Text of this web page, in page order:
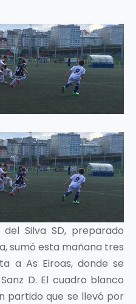
Silva SD, preparado
sumó esta mañana tres
a As Eiroas, donde se
D. El cuadro blanco
partido que se llevó por